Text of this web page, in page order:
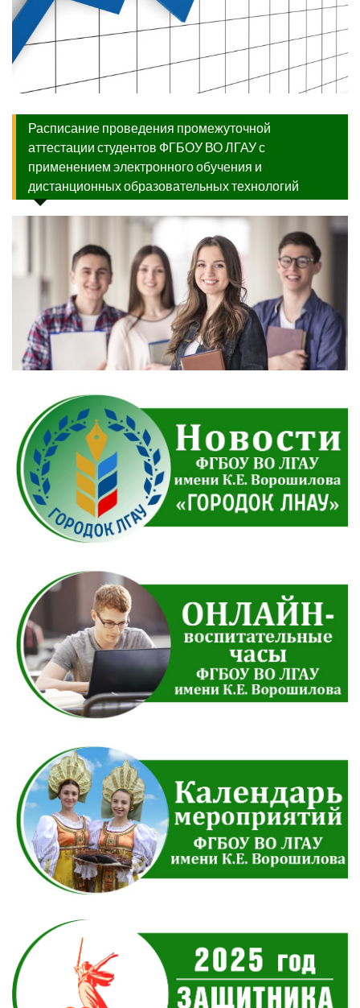
Расписание проведения промежуточной
аттестации студентов ФГБОУ ВО ЛГАУ с
применением электронного обучения и
дистанционных образовательных технологий